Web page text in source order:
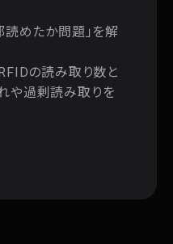
読めたか問題」を解
の読み取り数と
や過剰読み取りを